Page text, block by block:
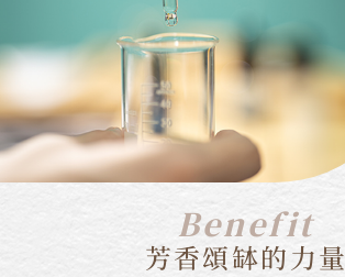
Benefit
芳香頌缽的力量